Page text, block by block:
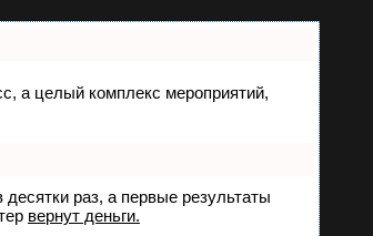
а целый комплекс мероприятий,
раз, а первые результаты
вернут деньги.